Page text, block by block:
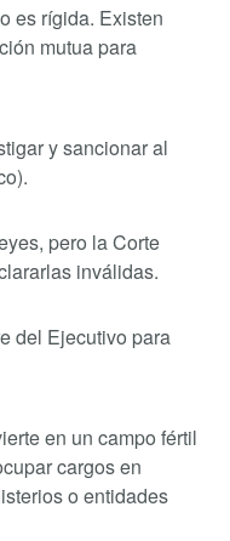
es rígida. Existen
mutua para
y sancionar al
pero la Corte
inválidas.
del Ejecutivo para
en un campo fértil
cargos en
o entidades